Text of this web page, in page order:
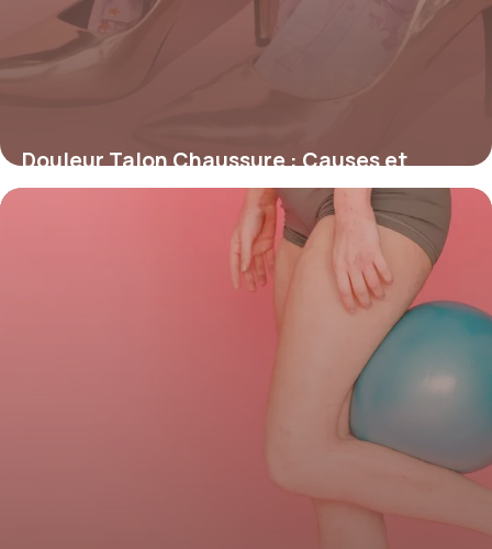
Douleur Talon Chaussure : Causes et
Solutions